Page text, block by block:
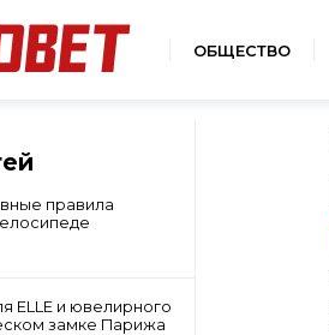
ОБЩЕСТВО
правила
ELLE и ювелирного
замке Парижа